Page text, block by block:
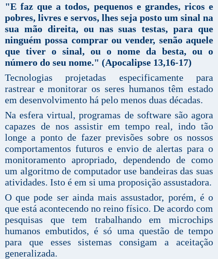
"E faz que a todos, pequenos e grandes, ricos e
pobres, livres e servos, lhes seja posto um sinal na
sua mão direita, ou nas suas testas, para que
ninguém possa comprar ou vender, senão aquele
que tiver o sinal, ou o nome da besta, ou o
número do seu nome." (Apocalipse 13,16-17)
Tecnologias projetadas especificamente para
rastrear e monitorar os seres humanos têm estado
em desenvolvimento há pelo menos duas décadas.
Na esfera virtual, programas de software são agora
capazes de nos assistir em tempo real, indo tão
longe a ponto de fazer previsões sobre os nossos
comportamentos futuros e envio de alertas para o
monitoramento apropriado, dependendo de como
um algoritmo de computador use bandeiras das suas
atividades. Isto é em si uma proposição assustadora.
O que pode ser ainda mais assustador, porém, é o
que está acontecendo no reino físico. De acordo com
pesquisas que tem trabalhando em microchips
humanos embutidos, é só uma questão de tempo
para que esses sistemas consigam a aceitação
generalizada.